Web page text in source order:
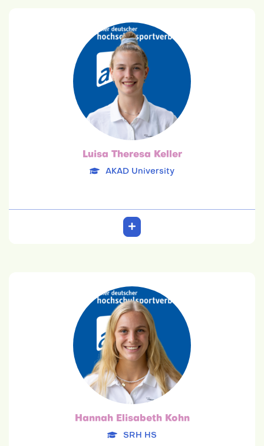
Luisa Theresa Keller
AKAD University
Luisa Theresa Keller
AKAD University
25.08.2001
Maschinenbau Industrie 4.0
Team: 6. Platz
Hannah Elisabeth Kohn
SRH HS
Hannah Elisabeth Kohn
SRH HS
18.06.2003
Betriebswirtschaftslehre
Team: 6. Platz